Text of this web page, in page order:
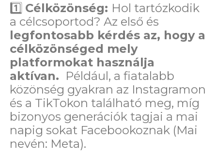
1️⃣ Célközönség: Hol tartózkodik
a célcsoportod? Az első és
legfontosabb kérdés az, hogy a
célközönséged mely
platformokat használja
aktívan. Például, a fiatalabb
közönség gyakran az Instagramon
és a TikTokon található meg, míg
bizonyos generációk tagjai a mai
napig sokat Facebookoznak (Mai
nevén: Meta).